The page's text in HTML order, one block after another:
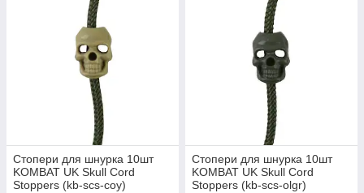
Стопери для шнурка 10шт
KOMBAT UK Skull Cord
Stoppers (kb-scs-coy)
Стопери для шнурка 10шт
KOMBAT UK Skull Cord
Stoppers (kb-scs-olgr)